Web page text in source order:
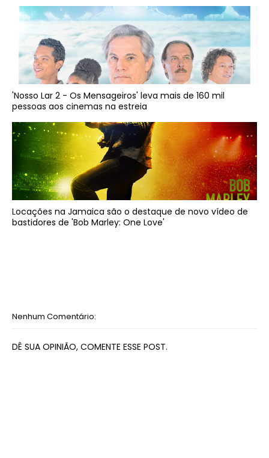
'Nosso Lar 2 - Os Mensageiros' leva mais de 160 mil
pessoas aos cinemas na estreia
Locações na Jamaica são o destaque de novo vídeo de
bastidores de 'Bob Marley: One Love'
Nenhum Comentário:
DÊ SUA OPINIÃO, COMENTE ESSE POST.